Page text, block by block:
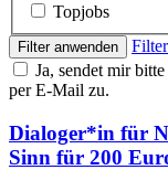
Topjobs
Filter anwenden
Ja, sendet mir
per E-Mail zu.
Dialoger*in für
Sinn für 200